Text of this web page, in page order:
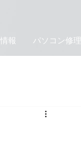
報 パソコン修理